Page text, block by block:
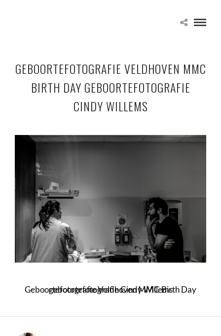
GEBOORTEFOTOGRAFIE VELDHOVEN MMC
BIRTH DAY GEBOORTEFOTOGRAFIE
CINDY WILLEMS
Geboortefotografie Veldhoven MMC Birth Day geboortefotografie Cindy Willems